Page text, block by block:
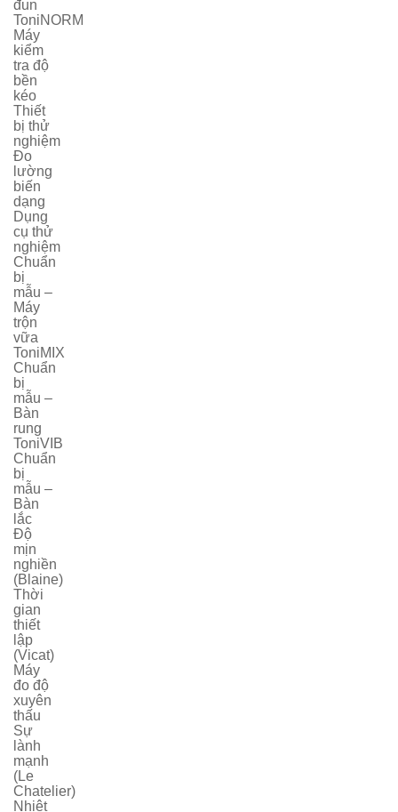
đun
ToniNORM
Máy
kiểm
tra độ
bền
kéo
Thiết
bị thử
nghiệm
Đo
lường
biến
dạng
Dụng
cụ thử
nghiệm
Chuẩn
bị
mẫu –
Máy
trộn
vữa
ToniMIX
Chuẩn
bị
mẫu –
Bàn
rung
ToniVIB
Chuẩn
bị
mẫu –
Bàn
lắc
Độ
mịn
nghiền
(Blaine)
Thời
gian
thiết
lập
(Vicat)
Máy
đo độ
xuyên
thấu
Sự
lành
mạnh
(Le
Chatelier)
Nhiệt